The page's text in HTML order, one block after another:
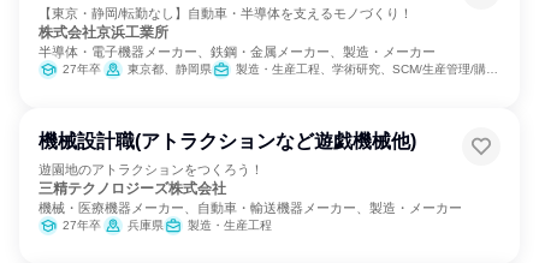
【東京・静岡/転勤なし】自動車・半導体を支えるモノづくり！
株式会社京浜工業所
半導体・電子機器メーカー、鉄鋼・金属メーカー、製造・メーカー
27年卒 東京都、静岡県 製造・生産工程、学術研究、SCM/生産管理/購買/物流
機械設計職(アトラクションなど遊戯機械他)
遊園地のアトラクションをつくろう！
三精テクノロジーズ株式会社
機械・医療機器メーカー、自動車・輸送機器メーカー、製造・メーカー
27年卒 兵庫県 製造・生産工程